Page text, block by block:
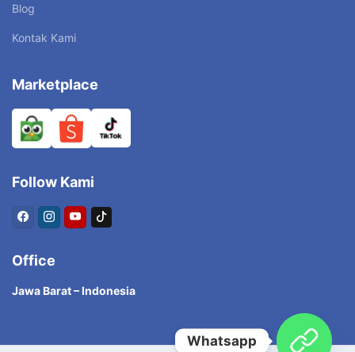
Blog
Kontak Kami
Marketplace
Follow Kami
Office
Jawa Barat – Indonesia
Whatsapp